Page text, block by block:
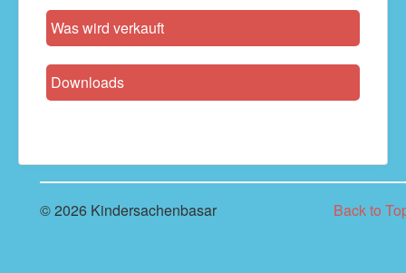
Was wird verkauft
Downloads
Back to
© 2026 Kindersachenbasar